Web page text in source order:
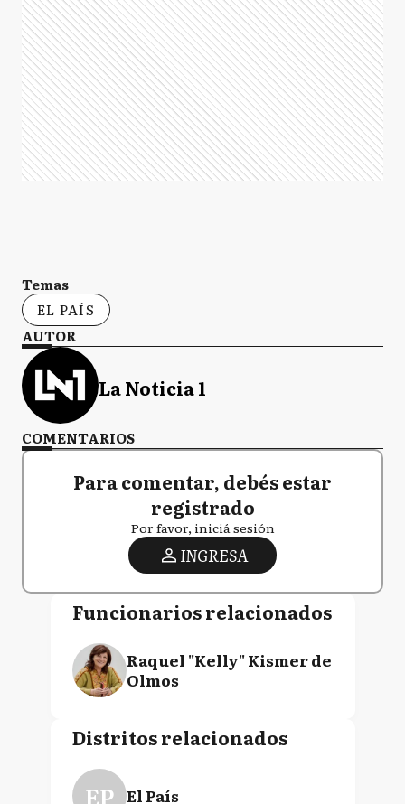
Temas
EL PAÍS
AUTOR
La Noticia 1
COMENTARIOS
Para comentar, debés estar
registrado
Por favor, iniciá sesión
INGRESA
Funcionarios relacionados
Raquel "Kelly" Kismer de
Olmos
Distritos relacionados
EP El País